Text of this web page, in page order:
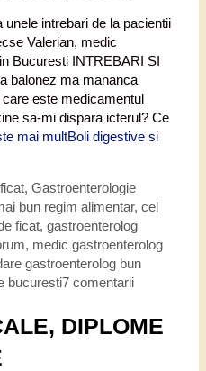
intrebari de la pacientii
Valerian, medic
Bucuresti INTREBARI SI
balonez ma mananca
este medicamentul
sa-mi dispara icterul? Ce
mai multBoli digestive si
, Gastroenterologie
bun regim alimentar, cel
ficat, gastroenterolog
, medic gastroenterolog
gastroenterolog bun
bucuresti7 comentarii
DIPLOME